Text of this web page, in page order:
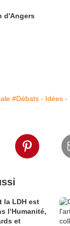
d'Angers
#Débats - Idées -
la LDH est
l’Humanité,
et